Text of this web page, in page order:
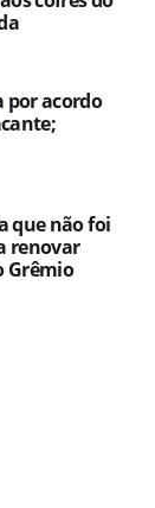
por acordo
que não foi
renovar
Grêmio